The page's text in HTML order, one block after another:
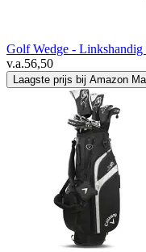
Golf Wedge - Linkshandig
v.a.56,50
Laagste prijs bij Amazon